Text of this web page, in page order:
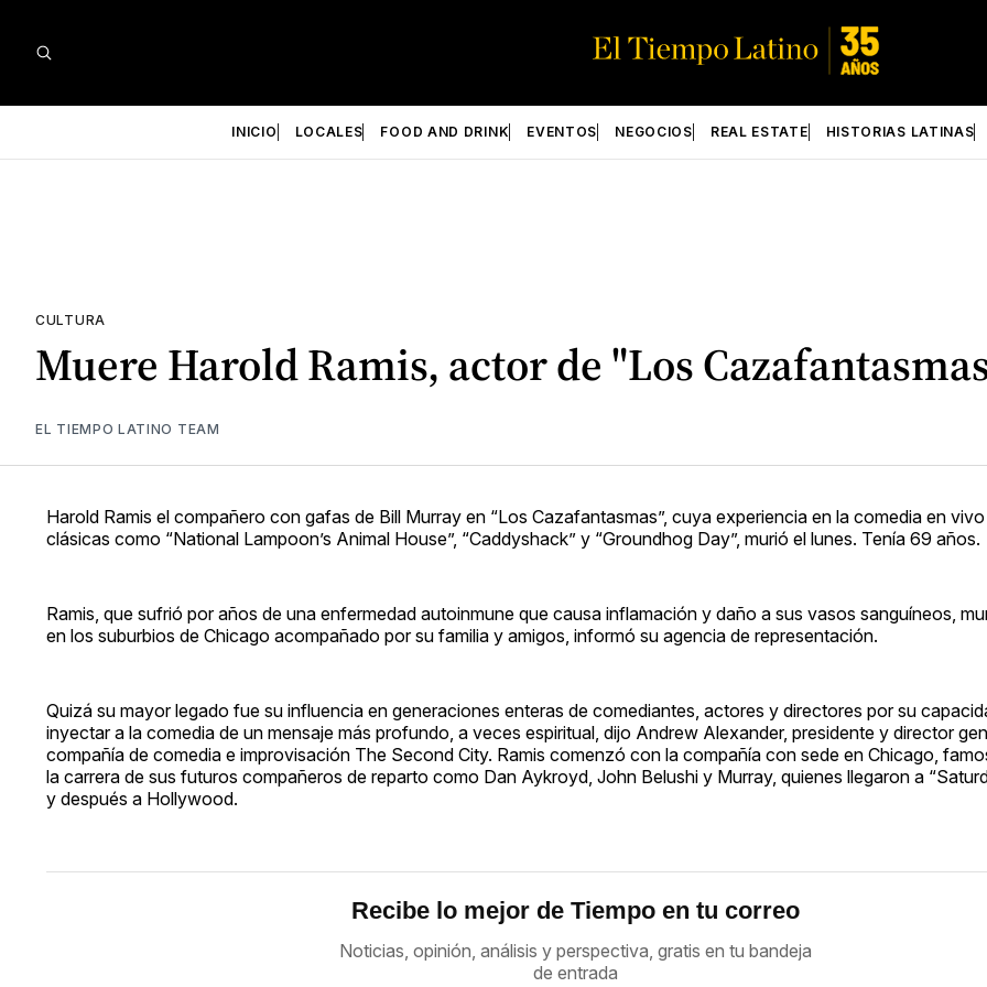
INICIO LOCALES FOOD AND DRINK EVENTOS NEGOCIOS REAL ESTATE HISTORIAS LATINAS
CULTURA
Muere Harold Ramis, actor de "Los
EL TIEMPO LATINO TEAM
Harold Ramis el compañero con gafas de Bill Murray en “Los Cazafantasmas”, cuya experiencia en la comedia en
clásicas como “National Lampoon’s Animal House”, “Caddyshack” y “Groundhog Day”, murió el lunes. Tenía 69 años.
Ramis, que sufrió por años de una enfermedad autoinmune que causa inflamación y daño a sus vasos sanguíneos,
en los suburbios de Chicago acompañado por su familia y amigos, informó su agencia de representación.
Quizá su mayor legado fue su influencia en generaciones enteras de comediantes, actores y directores por su
inyectar a la comedia de un mensaje más profundo, a veces espiritual, dijo Andrew Alexander, presidente y director
compañía de comedia e improvisación The Second City. Ramis comenzó con la compañía con sede en Chicago,
la carrera de sus futuros compañeros de reparto como Dan Aykroyd, John Belushi y Murray, quienes llegaron a
y después a Hollywood.
Recibe lo mejor de Tiempo en tu correo
Noticias, opinión, análisis y perspectiva, gratis en tu bandeja
de entrada